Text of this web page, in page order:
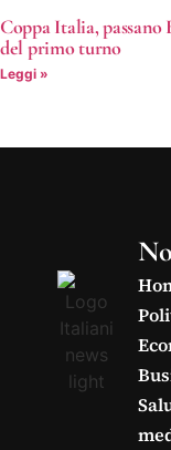
Coppa Italia,
del primo turno
Leggi »